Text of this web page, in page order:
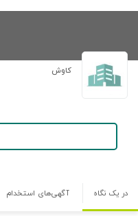
کاوش
در یک نگاه آگهی‌های استخدام